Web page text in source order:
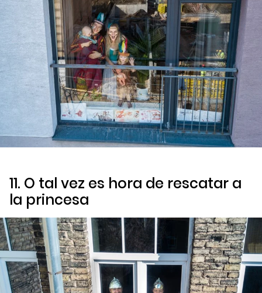
11. O tal vez es hora de rescatar a
la princesa